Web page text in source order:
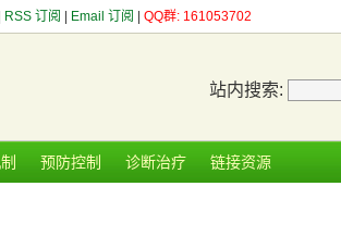
RSS 订阅 Email 订阅 QQ群: 161053702
站内搜索:
预防控制 诊断治疗 链接资源